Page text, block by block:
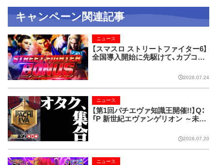
キャンペーン関連記事
【スマスロ ストリートファイター6】
全国導入開始に先駆けて、カプコン
ニュース
2026.07.24
【第1回パチエヴァ知識王開催!!】Q：
「P 新世紀エヴァンゲリオン ～未来
1.あす 2.あした 3.みらい 4.
ニュース
2026.07.20
ニュース